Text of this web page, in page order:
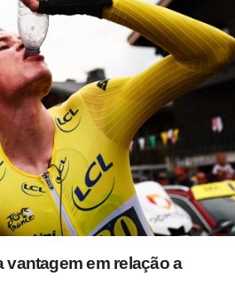
vantagem em relação a